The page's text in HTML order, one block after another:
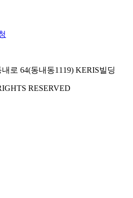
로 64(동내동1119) KERIS빌딩
RESERVED